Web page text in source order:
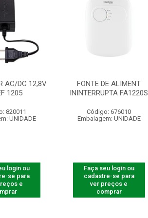
AC/DC 12,8V
1205
820011
UNIDADE
login ou
se para
e
FONTE DE ALIMENT
ININTERRUPTA FA1220S
Código: 676010
Embalagem: UNIDADE
Faça seu login ou
cadastre-se para
ver preços e
comprar